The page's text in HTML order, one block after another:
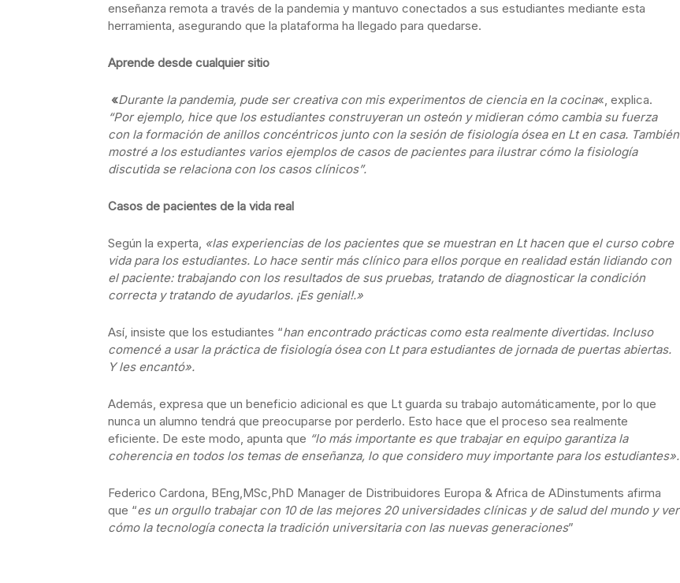
enseñanza remota a través de la pandemia y mantuvo conectados a sus estudiantes mediante esta
herramienta, asegurando que la plataforma ha llegado para quedarse.
Aprende desde cualquier sitio
«Durante la pandemia, pude ser creativa con mis experimentos de ciencia en la cocina«, explica.
“Por ejemplo, hice que los estudiantes construyeran un osteón y midieran cómo cambia su fuerza
con la formación de anillos concéntricos junto con la sesión de fisiología ósea en Lt en casa. También
mostré a los estudiantes varios ejemplos de casos de pacientes para ilustrar cómo la fisiología
discutida se relaciona con los casos clínicos”.
Casos de pacientes de la vida real
Según la experta, «las experiencias de los pacientes que se muestran en Lt hacen que el curso cobre
vida para los estudiantes. Lo hace sentir más clínico para ellos porque en realidad están lidiando con
el paciente: trabajando con los resultados de sus pruebas, tratando de diagnosticar la condición
correcta y tratando de ayudarlos. ¡Es genial!.»
Así, insiste que los estudiantes “han encontrado prácticas como esta realmente divertidas. Incluso
comencé a usar la práctica de fisiología ósea con Lt para estudiantes de jornada de puertas abiertas.
Y les encantó».
Además, expresa que un beneficio adicional es que Lt guarda su trabajo automáticamente, por lo que
nunca un alumno tendrá que preocuparse por perderlo. Esto hace que el proceso sea realmente
eficiente. De este modo, apunta que “lo más importante es que trabajar en equipo garantiza la
coherencia en todos los temas de enseñanza, lo que considero muy importante para los estudiantes».
Federico Cardona, BEng,MSc,PhD Manager de Distribuidores Europa & Africa de ADinstuments afirma
que “es un orgullo trabajar con 10 de las mejores 20 universidades clínicas y de salud del mundo y ver
cómo la tecnología conecta la tradición universitaria con las nuevas generaciones”